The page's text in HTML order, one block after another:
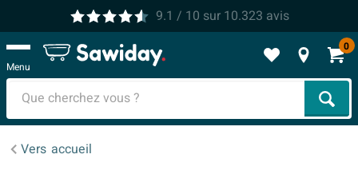
9.1 / 10 sur 10.323 avis
Menu
0
Vers accueil